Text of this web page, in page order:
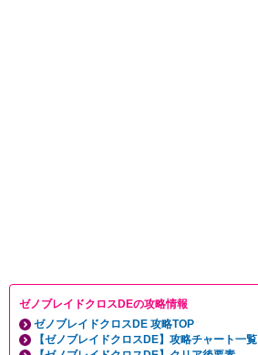
ゼノブレイドクロスDEの攻略情報
ゼノブレイドクロスDE 攻略TOP
【ゼノブレイドクロスDE】攻略チャート一覧